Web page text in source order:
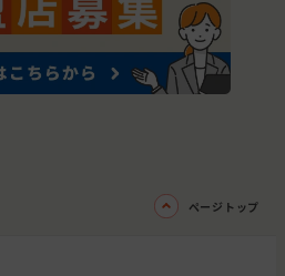
ページトップ